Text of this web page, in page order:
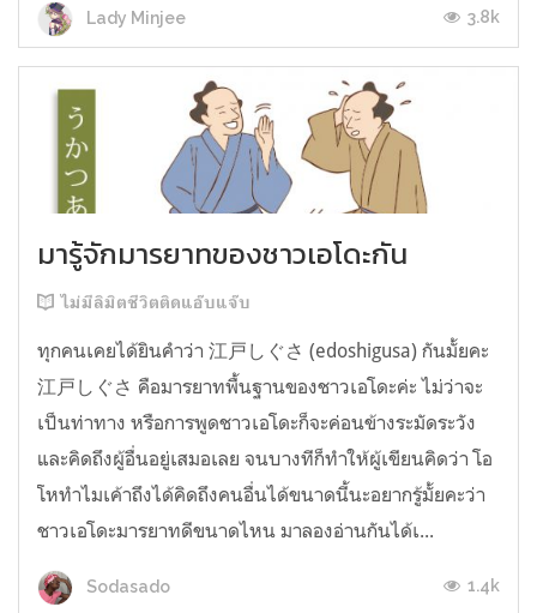
Lady Minjee 3.8k
มารู้จักมารยาทของชาวเอโดะกัน
ไม่มีลิมิตชีวิตติดแอ๊บแจ๊บ
ทุกคนเคยได้ยินคำว่า 江戸しぐさ (edoshigusa) กันมั้ยคะ
江戸しぐさ คือมารยาทพื้นฐานของชาวเอโดะค่ะ ไม่ว่าจะ
เป็นท่าทาง หรือการพูดชาวเอโดะก็จะค่อนข้างระมัดระวัง
และคิดถึงผู้อื่นอยู่เสมอเลย จนบางทีก็ทำให้ผู้เขียนคิดว่า โอ
โหทำไมเค้าถึงได้คิดถึงคนอื่นได้ขนาดนี้นะอยากรู้มั้ยคะว่า
ชาวเอโดะมารยาทดีขนาดไหน มาลองอ่านกันได้เ...
Sodasado 1.4k